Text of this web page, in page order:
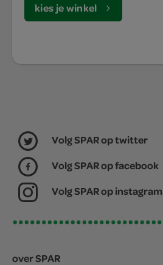
kies je winkel
Volg SPAR op twitter
Volg SPAR op facebook
Volg SPAR op instagram
over SPAR